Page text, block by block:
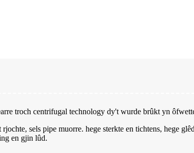
troch centrifugal technology dy't wurde brûkt yn
rjochte, sels pipe muorre. hege sterkte en tichtens, hege
en gjin lûd.